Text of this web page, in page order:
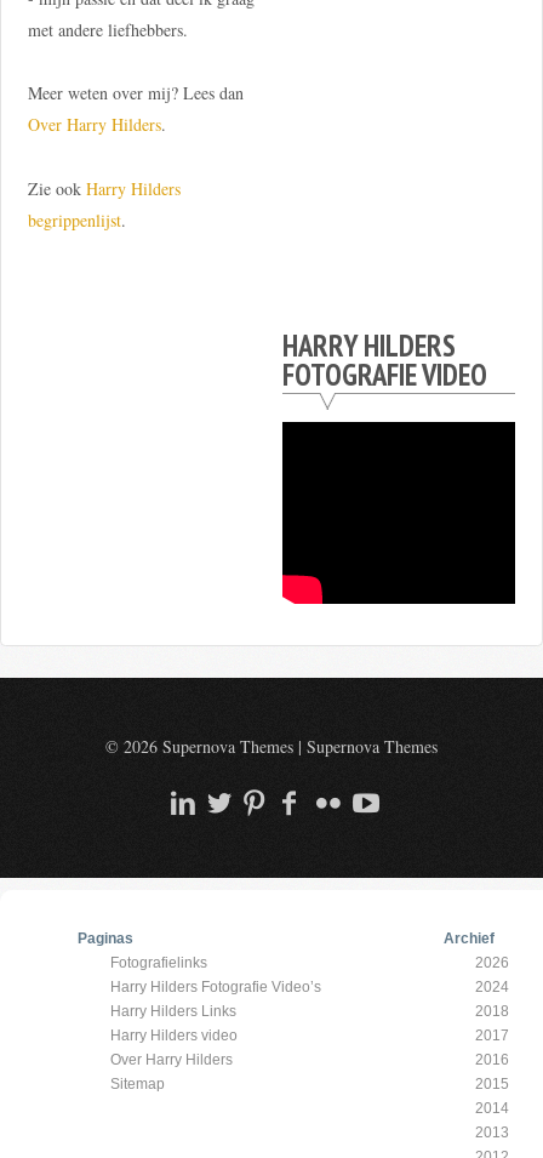
met andere liefhebbers.
Meer weten over mij? Lees dan
Over Harry Hilders.
Zie ook Harry Hilders
begrippenlijst.
HARRY HILDERS
FOTOGRAFIE VIDEO
© 2026 Supernova Themes | Supernova Themes
Paginas
Fotografielinks
Harry Hilders Fotografie Video’s
Harry Hilders Links
Harry Hilders video
Over Harry Hilders
Sitemap
Archief
2026
2024
2018
2017
2016
2015
2014
2013